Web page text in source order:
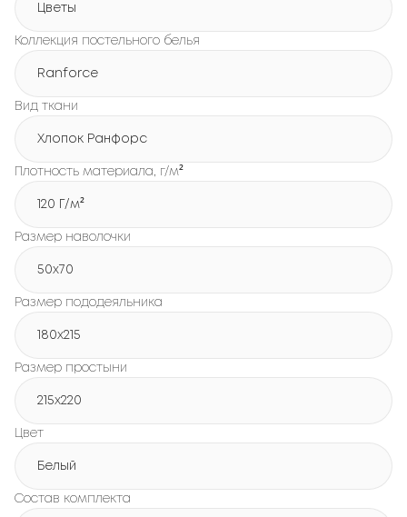
Цветы
Коллекция постельного белья
Ranforce
Вид ткани
Хлопок Ранфорс
Плотность материала, г/м²
120 Г/м²
Размер наволочки
50x70
Размер пододеяльника
180х215
Размер простыни
215х220
Цвет
Белый
Состав комплекта